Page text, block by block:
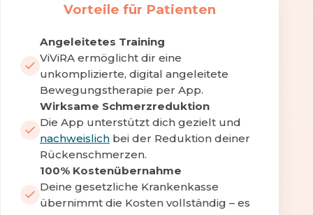
Vorteile für Patienten
Angeleitetes Training
ViViRA ermöglicht dir eine
unkomplizierte, digital angeleitete
Bewegungstherapie per App.
Wirksame Schmerzreduktion
Die App unterstützt dich gezielt und
nachweislich bei der Reduktion deiner
Rückenschmerzen.
100% Kostenübernahme
Deine gesetzliche Krankenkasse
übernimmt die Kosten vollständig – es